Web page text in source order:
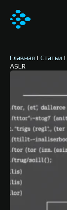
Главная | Статьи |
ASLR